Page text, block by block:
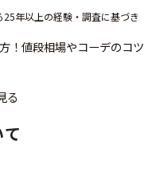
年以上の経験・調査に基づき
！値段相場やコーデのコツ
る